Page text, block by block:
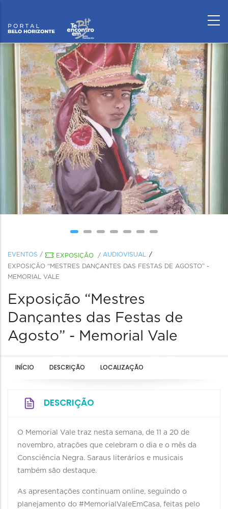
EVENTOS / EXPOSIÇÃO / AUDIOVISUAL
EXPOSIÇÃO “MESTRES DANÇANTES DAS FESTAS DE AGOSTO” -
MEMORIAL VALE
Exposição “Mestres
Dançantes das Festas de
Agosto” - Memorial Vale
INÍCIO DESCRIÇÃO LOCALIZAÇÃO
DESCRIÇÃO
O Memorial Vale traz nesta semana, de 11 a 20 de
novembro, atrações que celebram o dia e o mês da
Consciência Negra. Saraus literários e musicais
também são destaque.
As apresentações continuam online, seguindo o
planejamento do #MemorialValeEmCasa, feitas pelo